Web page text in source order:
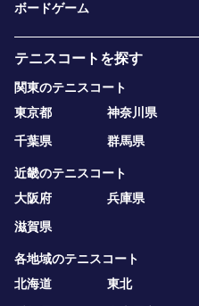
ボードゲーム
テニスコートを探す
関東のテニスコート
東京都
神奈川県
千葉県
群馬県
近畿のテニスコート
大阪府
兵庫県
滋賀県
各地域のテニスコート
北海道
東北